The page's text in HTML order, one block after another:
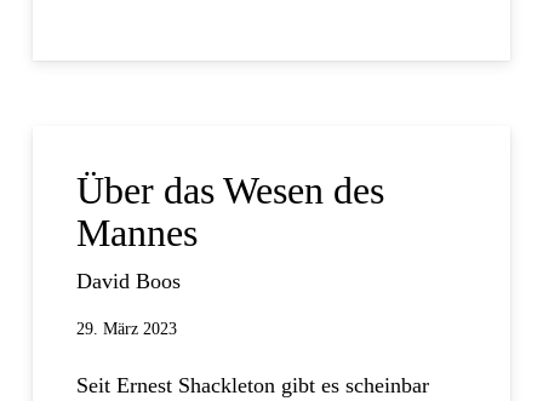
Über das Wesen des
Mannes
David Boos
29. März 2023
Seit Ernest Shackleton gibt es scheinbar